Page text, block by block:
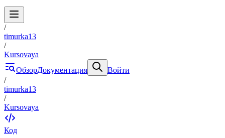
/
timurka13
/
Kursovaya
ОбзорДокументация
Войти
/
timurka13
/
Kursovaya
Код